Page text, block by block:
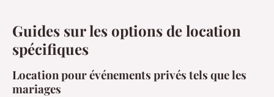
Guides sur les options de location
spécifiques
Location pour événements privés tels que les
mariages